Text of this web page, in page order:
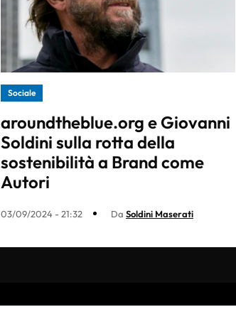
Sociale
aroundtheblue.org e Giovanni
Soldini sulla rotta della
sostenibilità a Brand come
Autori
03/09/2024 - 21:32 Da Soldini Maserati